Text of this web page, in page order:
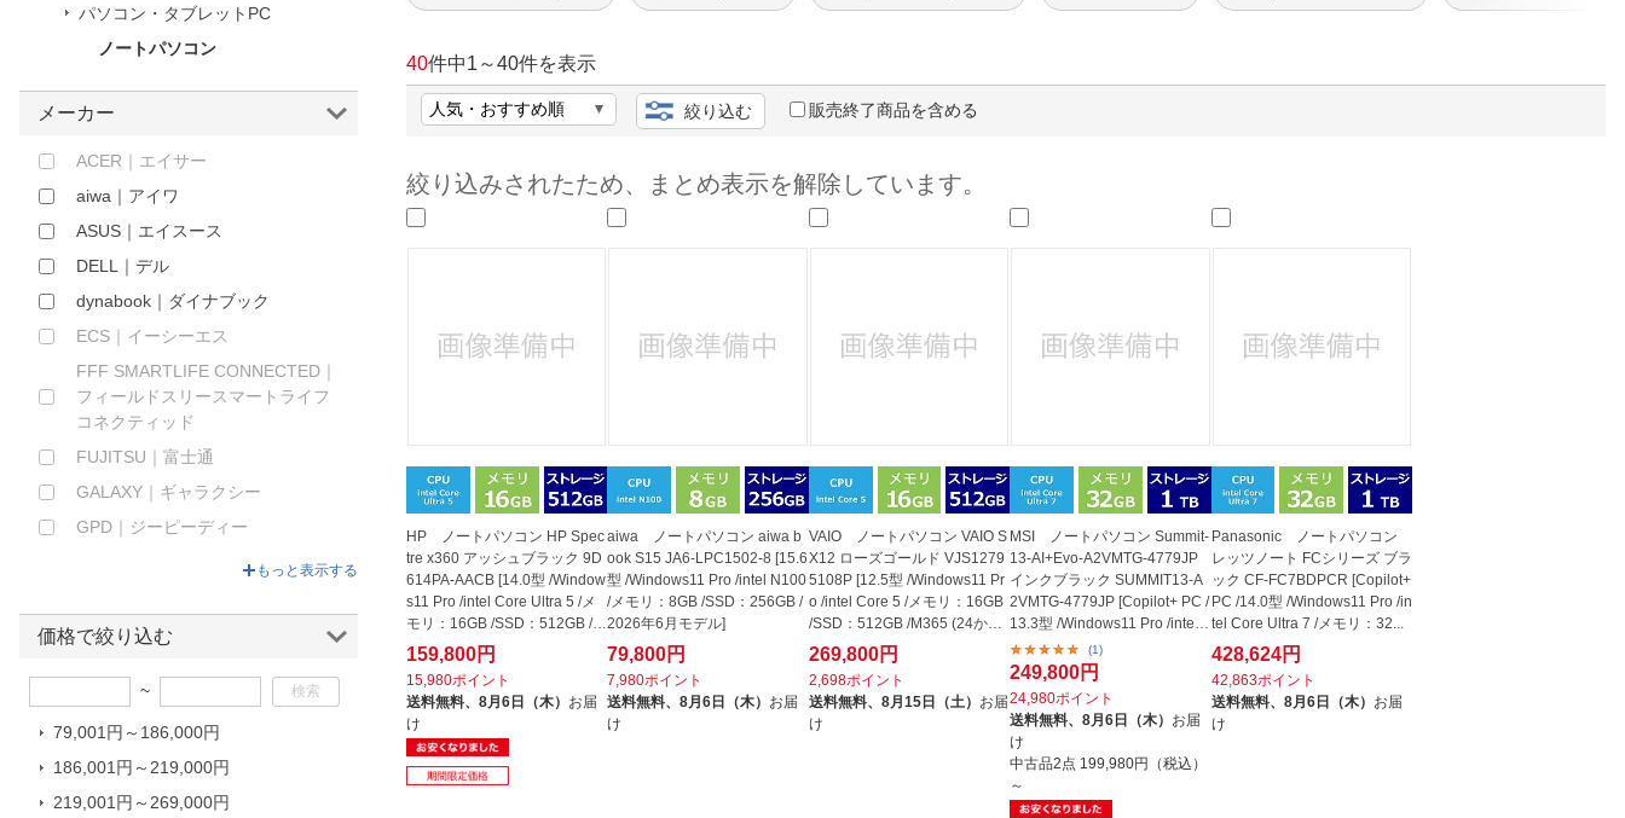
会員メニュー
お知らせ
ご利用ガイド
English / 中文
40件中1 ～40件を表示
絞り込む 販売終了商品を含める
絞り込みされたため、まとめ表示を解除しています。
HP ノートパソコン HP Spec
tre x360 アッシュブラック 9D
614PA-AACB [14.0型 /Window
s11 Pro /intel Core Ultra 5 /メ
モリ：16GB /SSD：512GB /Of
f...
159,800円
15,980ポイント
送料無料、 8月6日（木） お届
け
aiwa ノートパソコン aiwa b
ook S15 JA6-LPC1502-8 [15.6
型 /Windows11 Pro /intel N100
/メモリ：8GB /SSD：256GB /
2026年6月モデル]
79,800円
7,980ポイント
送料無料、8月6日（木） お届
け
VAIO ノートパソコン VAIO S
X12 ローズゴールド VJS1279
5108P [12.5型 /Windows11 Pr
o /intel Core 5 /メモリ：16GB
/SSD：512GB /M365 (24か月)
o...
269,800円
2,698ポイント
送料無料、 8月15日（土） お届
け
MSI ノートパソコン Summit-
13-AI+Evo-A2VMTG-4779JP
インクブラック SUMMIT13-A
2VMTG-4779JP [Copilot+ PC /
13.3型 /Windows11 Pro /intel
Core U...
(1)
249,800円
24,980ポイント
送料無料、8月6日（木） お届
け
中古品2点 199,980円（税込）
～
Panasonic ノートパソコン
レッツノート FCシリーズ ブラ
ック CF-FC7BDPCR [Copilot+
PC /14.0型 /Windows11 Pro /in
tel Core Ultra 7 /メモリ：32...
428,624円
42,863ポイント
送料無料、 8月6日（木） お届
け
パソコン・タブレットPC
ノートパソコン
メーカー
ACER｜エイサー
aiwa｜アイワ
ASUS｜エイスース
DELL｜デル
dynabook｜ダイナブック
ECS｜イーシーエス
FFF SMARTLIFE CONNECTED｜
フィールドスリースマートライフ
コネクティッド
FUJITSU｜富士通
GALAXY｜ギャラクシー
GPD｜ジーピーディー
IRIS OHYAMA｜アイリスオーヤマ
KEIAN｜恵安
LENOVO｜レノボジャパン
LG｜エルジー
Microsoft｜マイクロソフト
もっと表示する
価格で絞り込む
~
79,001円～186,000円
186,001円～219,000円
219,001円～269,000円